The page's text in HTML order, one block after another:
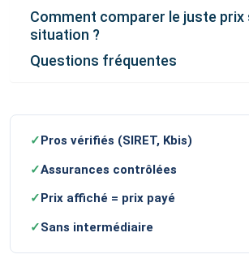
Comment comparer le juste prix
situation ?
Questions fréquentes
✓Pros vérifiés (SIRET, Kbis)
✓Assurances contrôlées
✓Prix affiché = prix payé
✓Sans intermédiaire